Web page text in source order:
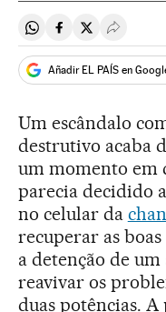
Compartir en
Compartir en
Compartir
Añadir EL PAÍS en
Um escândalo
destrutivo acaba
um momento em
parecia decidido
no celular da
recuperar as
a detenção de
reavivar os
duas potências.